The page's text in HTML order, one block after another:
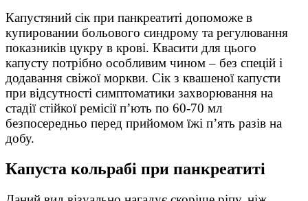
Капустяний сік при панкреатиті допоможе в
купировании больового синдрому та регулювання
показників цукру в крові. Квасити для цього
капусту потрібно особливим чином – без спецій і
додавання свіжої моркви. Сік з квашеної капусти
при відсутності симптоматики захворювання на
стадії стійкої ремісії п’ють по 60-70 мл
безпосередньо перед прийомом їжі п’ять разів на
добу.
Капуста кольрабі при панкреатиті